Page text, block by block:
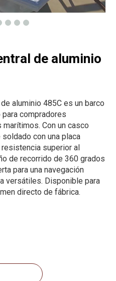
de aluminio
aluminio 485C es un barco
compradores
Con un casco
con una placa
superior al
de recorrido de 360 ​​grados
para una navegación
versátiles. Disponible para
directo de fábrica.